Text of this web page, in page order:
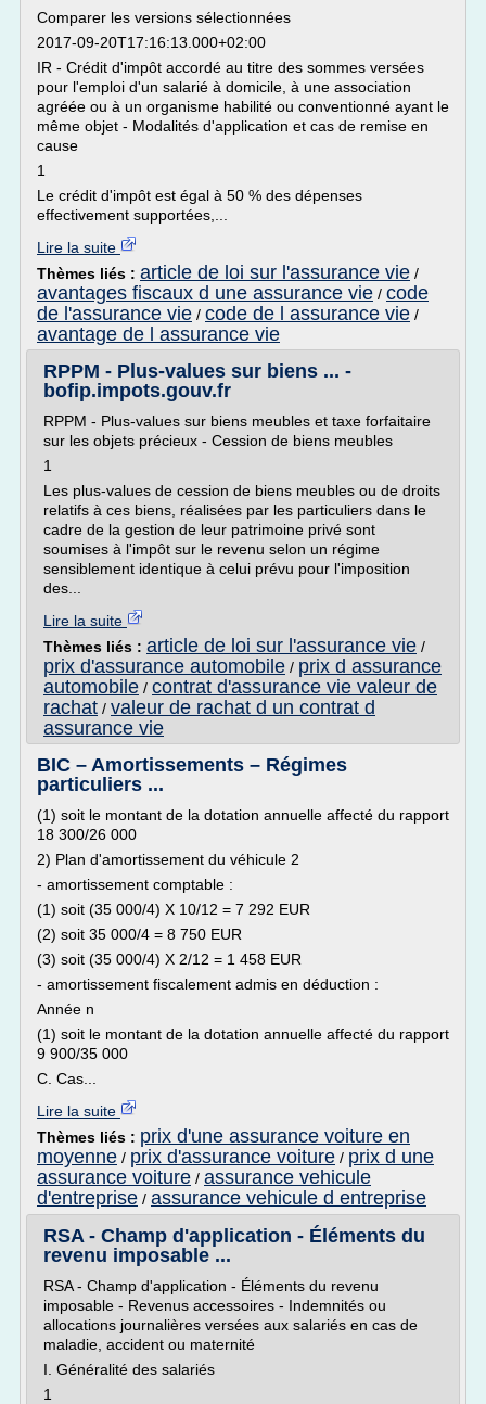
Comparer les versions sélectionnées
2017-09-20T17:16:13.000+02:00
IR - Crédit d'impôt accordé au titre des sommes versées
pour l'emploi d'un salarié à domicile, à une association
agréée ou à un organisme habilité ou conventionné ayant le
même objet - Modalités d'application et cas de remise en
cause
1
Le crédit d'impôt est égal à 50 % des dépenses
effectivement supportées,...
Lire la suite
Thèmes liés : article de loi sur l'assurance vie /
avantages fiscaux d une assurance vie / code
de l'assurance vie / code de l assurance vie /
avantage de l assurance vie
RPPM - Plus-values sur biens ... -
bofip.impots.gouv.fr
RPPM - Plus-values sur biens meubles et taxe forfaitaire
sur les objets précieux - Cession de biens meubles
1
Les plus-values de cession de biens meubles ou de droits
relatifs à ces biens, réalisées par les particuliers dans le
cadre de la gestion de leur patrimoine privé sont
soumises à l'impôt sur le revenu selon un régime
sensiblement identique à celui prévu pour l'imposition
des...
Lire la suite
Thèmes liés : article de loi sur l'assurance vie /
prix d'assurance automobile / prix d assurance
automobile / contrat d'assurance vie valeur de
rachat / valeur de rachat d un contrat d
assurance vie
BIC – Amortissements – Régimes
particuliers ...
(1) soit le montant de la dotation annuelle affecté du rapport
18 300/26 000
2) Plan d'amortissement du véhicule 2
- amortissement comptable :
(1) soit (35 000/4) X 10/12 = 7 292 EUR
(2) soit 35 000/4 = 8 750 EUR
(3) soit (35 000/4) X 2/12 = 1 458 EUR
- amortissement fiscalement admis en déduction :
Année n
(1) soit le montant de la dotation annuelle affecté du rapport
9 900/35 000
C. Cas...
Lire la suite
Thèmes liés : prix d'une assurance voiture en
moyenne / prix d'assurance voiture / prix d une
assurance voiture / assurance vehicule
d'entreprise / assurance vehicule d entreprise
RSA - Champ d'application - Éléments du
revenu imposable ...
RSA - Champ d'application - Éléments du revenu
imposable - Revenus accessoires - Indemnités ou
allocations journalières versées aux salariés en cas de
maladie, accident ou maternité
I. Généralité des salariés
1